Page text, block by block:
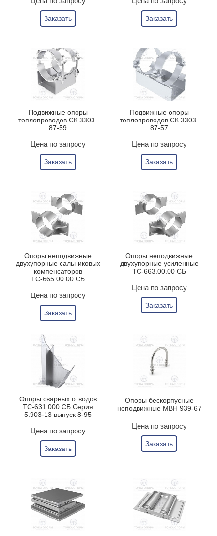
Заказать Заказать
Подвижные опоры
теплопроводов СК 3303-
87-59
Цена по запросу
Заказать
Подвижные опоры
теплопроводов СК 3303-
87-57
Цена по запросу
Заказать
Опоры неподвижные
двухупорные сальниковых
компенсаторов
ТС-665.00.00 СБ
Цена по запросу
Заказать
Опоры неподвижные
двухупорные усиленные
ТС-663.00.00 СБ
Цена по запросу
Заказать
Опоры сварных отводов
ТС-631.000 СБ Серия
5.903-13 выпуск 8-95
Цена по запросу
Заказать
Опоры бескорпусные
неподвижные МВН 939-67
Цена по запросу
Заказать